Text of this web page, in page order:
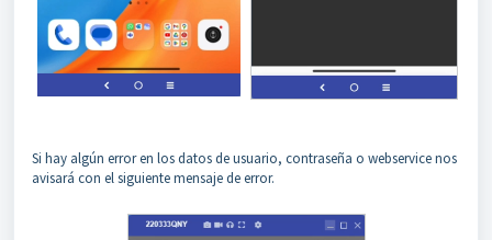
Si hay algún error en los datos de usuario, contraseña o webservice nos
avisará con el siguiente mensaje de error.